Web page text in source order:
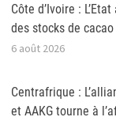
Côte d’Ivoire :
des stocks de
6 août 2026
Centrafrique :
et AAKG tourne à